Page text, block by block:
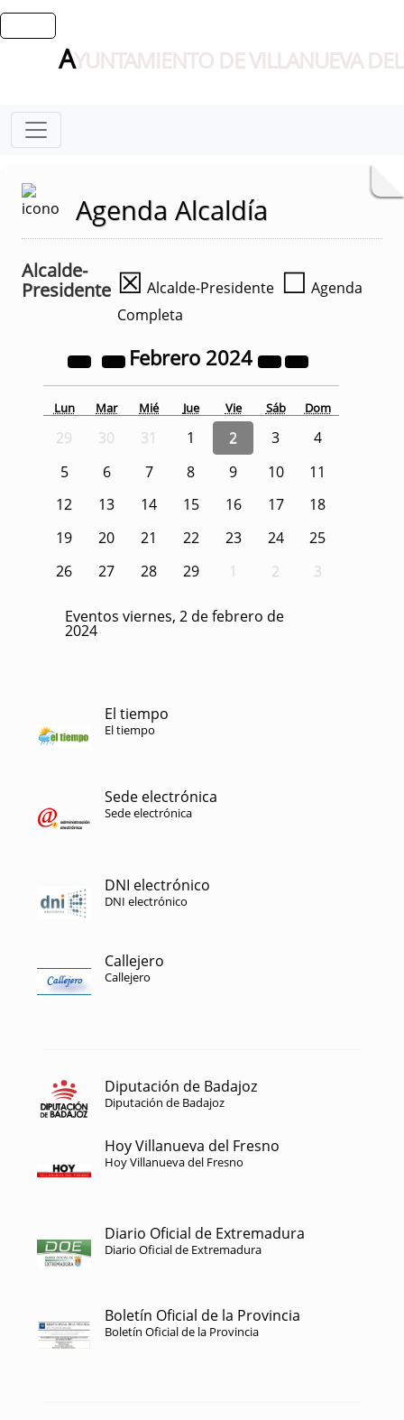
AYUNTAMIENTO DE VILLANUEVA
Agenda Alcaldía
Alcalde-
Presidente ☒ Alcalde-Presidente ☐ Agenda
Completa
Febrero 2024
Lun Mar Mié Jue Vie Sáb Dom
29 30 31 1 2 3
4
5
6 7 8 9 10
11
12
13 14 15 16 17
18
19
20 21 22 23 24
25
26
27 28 29 1 2 3
Eventos viernes, 2 de febrero de
2024
El tiempo
El tiempo
Sede electrónica
Sede electrónica
DNI electrónico
DNI electrónico
Callejero
Callejero
Diputación de Badajoz
Diputación de Badajoz
Hoy Villanueva del Fresno
Hoy Villanueva del Fresno
Diario Oficial de Extremadura
Diario Oficial de Extremadura
Boletín Oficial de la Provincia
Boletín Oficial de la Provincia